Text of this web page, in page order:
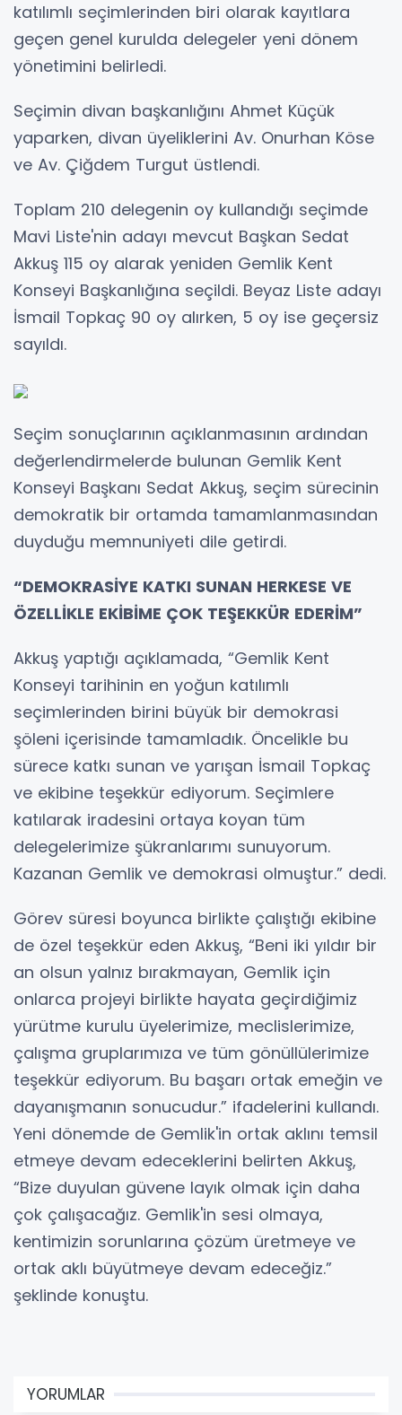
katılımlı seçimlerinden biri olarak kayıtlara
geçen genel kurulda delegeler yeni dönem
yönetimini belirledi.
Seçimin divan başkanlığını Ahmet Küçük
yaparken, divan üyeliklerini Av. Onurhan Köse
ve Av. Çiğdem Turgut üstlendi.
Toplam 210 delegenin oy kullandığı seçimde
Mavi Liste'nin adayı mevcut Başkan Sedat
Akkuş 115 oy alarak yeniden Gemlik Kent
Konseyi Başkanlığına seçildi. Beyaz Liste adayı
İsmail Topkaç 90 oy alırken, 5 oy ise geçersiz
sayıldı.
Seçim sonuçlarının açıklanmasının ardından
değerlendirmelerde bulunan Gemlik Kent
Konseyi Başkanı Sedat Akkuş, seçim sürecinin
demokratik bir ortamda tamamlanmasından
duyduğu memnuniyeti dile getirdi.
“DEMOKRASİYE KATKI SUNAN HERKESE VE
ÖZELLİKLE EKİBİME ÇOK TEŞEKKÜR EDERİM”
Akkuş yaptığı açıklamada, “Gemlik Kent
Konseyi tarihinin en yoğun katılımlı
seçimlerinden birini büyük bir demokrasi
şöleni içerisinde tamamladık. Öncelikle bu
sürece katkı sunan ve yarışan İsmail Topkaç
ve ekibine teşekkür ediyorum. Seçimlere
katılarak iradesini ortaya koyan tüm
delegelerimize şükranlarımı sunuyorum.
Kazanan Gemlik ve demokrasi olmuştur.” dedi.
Görev süresi boyunca birlikte çalıştığı ekibine
de özel teşekkür eden Akkuş, “Beni iki yıldır bir
an olsun yalnız bırakmayan, Gemlik için
onlarca projeyi birlikte hayata geçirdiğimiz
yürütme kurulu üyelerimize, meclislerimize,
çalışma gruplarımıza ve tüm gönüllülerimize
teşekkür ediyorum. Bu başarı ortak emeğin ve
dayanışmanın sonucudur.” ifadelerini kullandı.
Yeni dönemde de Gemlik'in ortak aklını temsil
etmeye devam edeceklerini belirten Akkuş,
“Bize duyulan güvene layık olmak için daha
çok çalışacağız. Gemlik'in sesi olmaya,
kentimizin sorunlarına çözüm üretmeye ve
ortak aklı büyütmeye devam edeceğiz.”
şeklinde konuştu.
YORUMLAR